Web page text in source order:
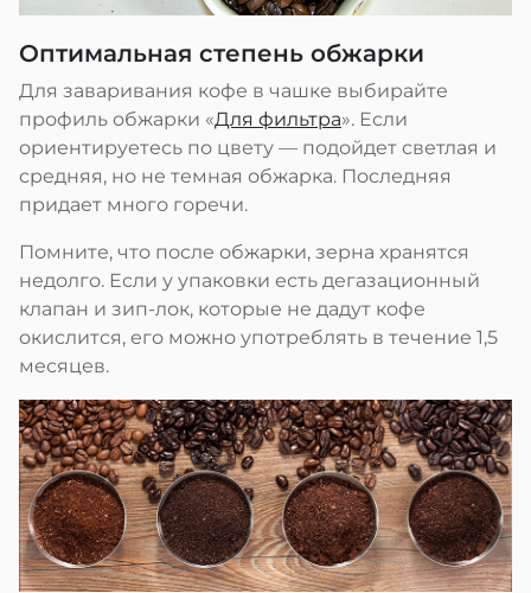
Оптимальная степень обжарки
Для заваривания кофе в чашке выбирайте
профиль обжарки «Для фильтра». Если
ориентируетесь по цвету — подойдет светлая и
средняя, но не темная обжарка. Последняя
придает много горечи.
Помните, что после обжарки, зерна хранятся
недолго. Если у упаковки есть дегазационный
клапан и зип-лок, которые не дадут кофе
окислится, его можно употреблять в течение 1,5
месяцев.